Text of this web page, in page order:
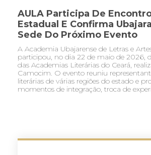
AULA Participa De
Estadual E Confirma
Sede Do Próximo Evento
A Academia Ubajarense de Letras e
participou, no dia 22 de maio de 2026,
das Academias Literárias do Ceará,
Camocim. O evento reuniu
literárias de várias regiões do estado e
momentos de integração, troca de